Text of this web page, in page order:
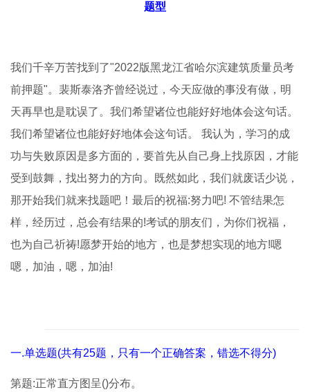
题型
我们千辛万苦找到了"2022版黑龙江省哈尔滨建筑质量员考
前押题"。裴斯泰洛齐曾经说过，今天应做的事没有做，明
天再早也是耽误了。我们希望诸位也能好好地体会这句话。
我们希望诸位也能好好地体会这句话。 我认为，学习的成
功与失败原因是多方面的，要首先从自己身上找原因，才能
受到鼓舞，找出努力的方向。既然如此，我们就废话少说，
那开始我们就来找题吧！最后的祝福:努力吧! 不管结果怎
样，经历过，总会有结果的!考试的朋友们，为你们祝福，
也为自己祈祷!愿梦开始的地方，也是梦想实现的地方!嗯
嗯，加油，嗯，加油!
一.单选题(共有25题，只有一个正确答案，错选不得分)
第题:正常直方图呈()分布。